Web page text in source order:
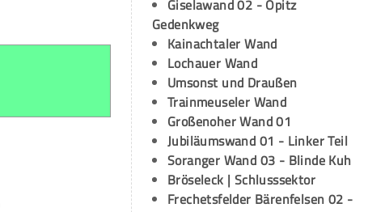
Giselawand 02 - Opitz
Gedenkweg
Kainachtaler Wand
Lochauer Wand
Umsonst und Draußen
Trainmeuseler Wand
Großenoher Wand 01
Jubiläumswand 01 - Linker Teil
Soranger Wand 03 - Blinde Kuh
Bröseleck | Schlusssektor
Frechetsfelder Bärenfelsen 02 -